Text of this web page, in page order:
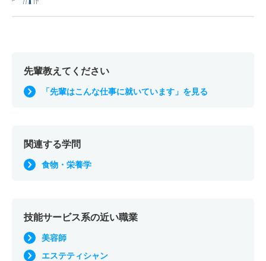
先輩教えてください
「先輩はこんな仕事に就いています」を見る
関連する学問
食物・栄養学
技能サービス系の近い職業
美容師
エステティシャン